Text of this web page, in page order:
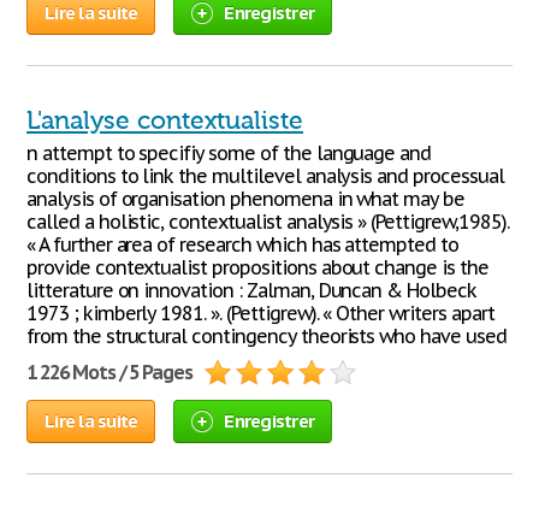
Lire la suite Enregistrer
L'analyse contextualiste
n attempt to specifiy some of the language and
conditions to link the multilevel analysis and processual
analysis of organisation phenomena in what may be
called a holistic, contextualist analysis » (Pettigrew,1985).
« A further area of research which has attempted to
provide contextualist propositions about change is the
litterature on innovation : Zalman, Duncan & Holbeck
1973 ; kimberly 1981. ». (Pettigrew). « Other writers apart
from the structural contingency theorists who have used
1 226 Mots / 5 Pages
Lire la suite Enregistrer